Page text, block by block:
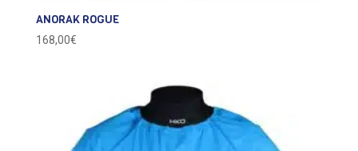
ANORAK ROGUE
168,00€